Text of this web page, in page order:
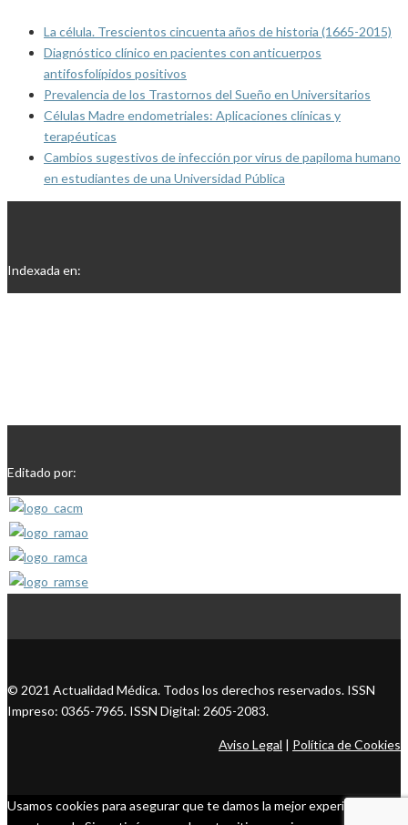
La célula. Trescientos cincuenta años de historia (1665-2015)
Diagnóstico clínico en pacientes con anticuerpos
antifosfolípidos positivos
Prevalencia de los Trastornos del Sueño en Universitarios
Células Madre endometriales: Aplicaciones clínicas y
terapéuticas
Cambios sugestivos de infección por virus de papiloma humano
en estudiantes de una Universidad Pública
Indexada en:
Editado por:
© 2021 Actualidad Médica. Todos los derechos reservados. ISSN
Impreso: 0365-7965. ISSN Digital: 2605-2083.
Aviso Legal | Política de Cookies
Usamos cookies para asegurar que te damos la mejor experiencia en